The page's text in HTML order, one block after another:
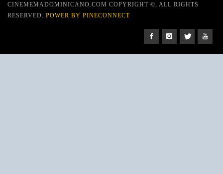
CINEMEMADOMINICANO.COM COPYRIGHT ©, ALL RIGHTS
RESERVED. POWER BY PINECONNECT